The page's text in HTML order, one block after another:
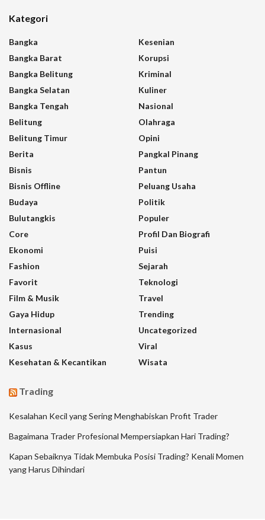
Kategori
Bangka
Bangka Barat
Bangka Belitung
Bangka Selatan
Bangka Tengah
Belitung
Belitung Timur
Berita
Bisnis
Bisnis Offline
Budaya
Bulutangkis
Core
Ekonomi
Fashion
Favorit
Film & Musik
Gaya Hidup
Internasional
Kasus
Kesehatan & Kecantikan
Kesenian
Korupsi
Kriminal
Kuliner
Nasional
Olahraga
Opini
Pangkal Pinang
Pantun
Peluang Usaha
Politik
Populer
Profil Dan Biografi
Puisi
Sejarah
Teknologi
Travel
Trending
Uncategorized
Viral
Wisata
Trading
Kesalahan Kecil yang Sering Menghabiskan Profit Trader
Bagaimana Trader Profesional Mempersiapkan Hari Trading?
Kapan Sebaiknya Tidak Membuka Posisi Trading? Kenali Momen
yang Harus Dihindari